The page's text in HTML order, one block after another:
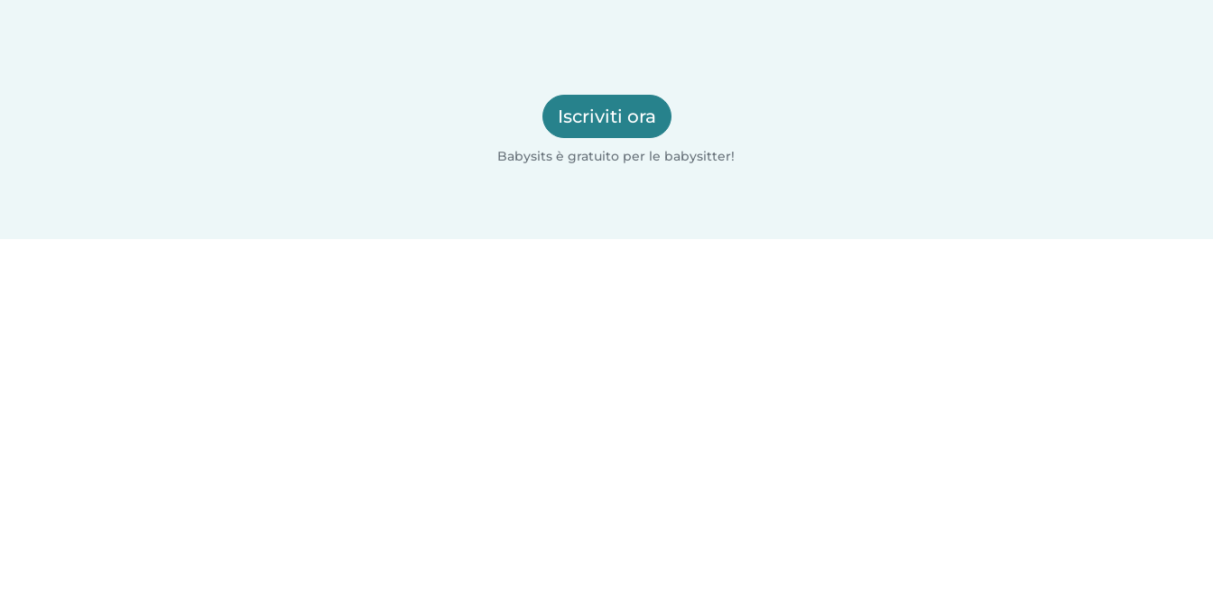
Iscriviti ora
Babysits è gratuito per le babysitter!